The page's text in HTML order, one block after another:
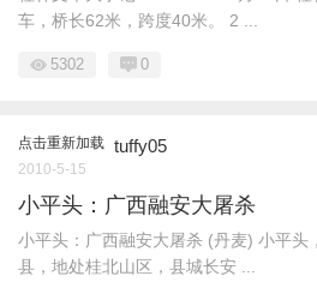
车，桥长62米，跨度40米。 2 ...
5302 0
点击重新加载 tuffy05
2010-5-15
小平头：广西融安大屠杀
小平头：广西融安大屠杀 (丹麦) 小平头
县，地处桂北山区，县城长安 ...